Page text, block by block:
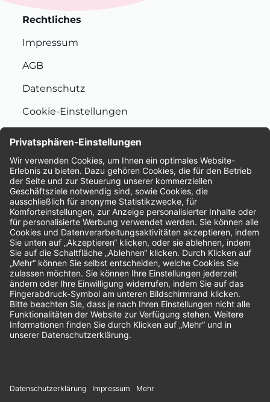
Rechtliches
Impressum
AGB
Datenschutz
Cookie-Einstellungen
Bewertungen
Unsere Zahlungsarten: